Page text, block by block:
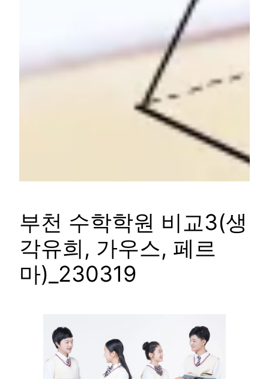
부천 수학학원 비교3(생
각유희, 가우스, 페르
마)_230319